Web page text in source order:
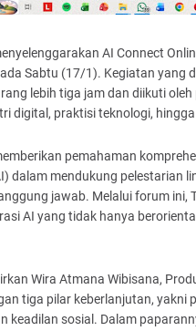
AI Connect
Sabtu (17/1). Kegiatan yang
lebih tiga jam dan diikuti
digital, praktisi teknologi,
pemahaman
dalam mendukung pelestarian
jawab. Melalui forum ini,
AI yang tidak hanya
Wira Atmana Wibisana,
tiga pilar keberlanjutan, yakni
keadilan sosial. Dalam